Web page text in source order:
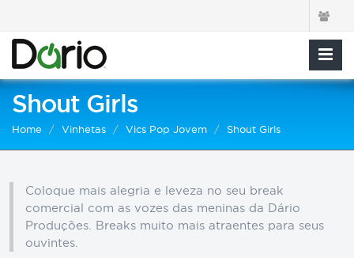
Shout Girls
Home Vinhetas Vics Pop Jovem Shout Girls
Coloque mais alegria e leveza no seu break
comercial com as vozes das meninas da Dário
Produções. Breaks muito mais atraentes para seus
ouvintes.